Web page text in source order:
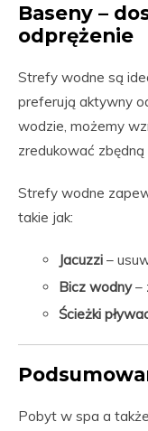
Baseny –
odprężenie
Strefy wodne są
preferują aktywny
wodzie, możemy
zredukować zbędną
Strefy wodne
takie jak:
Jacuzzi –
Bicz wodny–
Ścieżki
Pobyt w spa a